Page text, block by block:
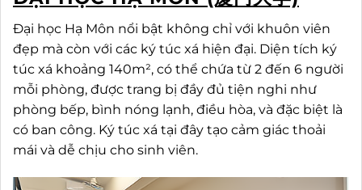
Đại học Hạ Môn nổi bật không chỉ với khuôn viên
đẹp mà còn với các ký túc xá hiện đại. Diện tích ký
túc xá khoảng 140m², có thể chứa từ 2 đến 6 người
mỗi phòng, được trang bị đầy đủ tiện nghi như
phòng bếp, bình nóng lạnh, điều hòa, và đặc biệt là
có ban công. Ký túc xá tại đây tạo cảm giác thoải
mái và dễ chịu cho sinh viên.